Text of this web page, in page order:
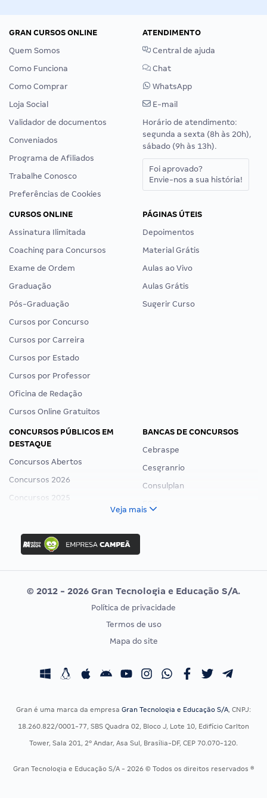
GRAN CURSOS ONLINE
Quem Somos
Como Funciona
Como Comprar
Loja Social
Validador de documentos
Conveniados
Programa de Afiliados
Trabalhe Conosco
Preferências de Cookies
ATENDIMENTO
Central de ajuda
Chat
WhatsApp
E-mail
Horário de atendimento:
segunda a sexta (8h às 20h),
sábado (9h às 13h).
Foi aprovado?
Envie-nos a sua história!
CURSOS ONLINE
Assinatura Ilimitada
Coaching para Concursos
Exame de Ordem
Graduação
Pós-Graduação
Cursos por Concurso
Cursos por Carreira
Cursos por Estado
Cursos por Professor
Oficina de Redação
Cursos Online Gratuitos
PÁGINAS ÚTEIS
Depoimentos
Material Grátis
Aulas ao Vivo
Aulas Grátis
Sugerir Curso
CONCURSOS PÚBLICOS EM
DESTAQUE
Concursos Abertos
Concursos 2026
Concursos 2025
Concurso Nacional Unificado
Concurso Ibama
Concurso MPU
Editais publicados
BANCAS DE CONCURSOS
Cebraspe
Cesgranrio
Consulplan
Vunesp
CONCURSOS POR PROFISSÃO
Concursos Fiscais
Concursos Saúde
Residência Multiprofissional
EXAME DE ORDEM
Calendário OAB
Veja mais
© 2012 - 2026 Gran Tecnologia e Educação S/A.
Política de privacidade
Termos de uso
Mapa do site
Gran é uma marca da empresa Gran Tecnologia e Educação S/A, CNPJ:
18.260.822/0001-77, SBS Quadra 02, Bloco J, Lote 10, Edifício Carlton
Tower, Sala 201, 2º Andar, Asa Sul, Brasília-DF, CEP 70.070-120.
Gran Tecnologia e Educação S/A - 2026 © Todos os direitos reservados ®